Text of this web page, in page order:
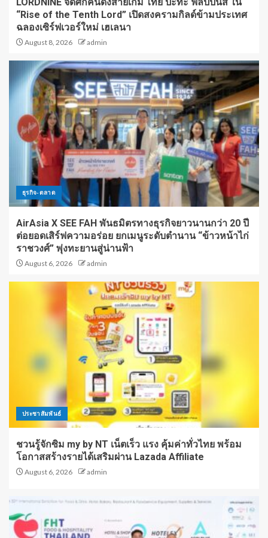
“Rise of the Tenth Lord” เปิดสงครามกิลด์ข้ามประเทศ
ฉลองเซิร์ฟเวอร์ใหม่ เฮเลนา
August 8, 2026 admin
ธุรกิจ-ตลาด
AirAsia X SEE FAH พันธมิตรทางธุรกิจยาวนานกว่า 20 ปี
ต่อยอดเสิร์ฟความอร่อย ยกเมนูระดับตำนาน “ข้าวหน้าไก่
ราชวงศ์” พุ่งทะยานสู่น่านฟ้า
August 6, 2026 admin
ประชาสัมพันธ์
ชวนรู้จักซิม my by NT เน็ตเร็ว แรง คุ้มค่าทั่วไทย พร้อม
โอกาสสร้างรายได้เสริมผ่าน Lazada Affiliate
August 6, 2026 admin